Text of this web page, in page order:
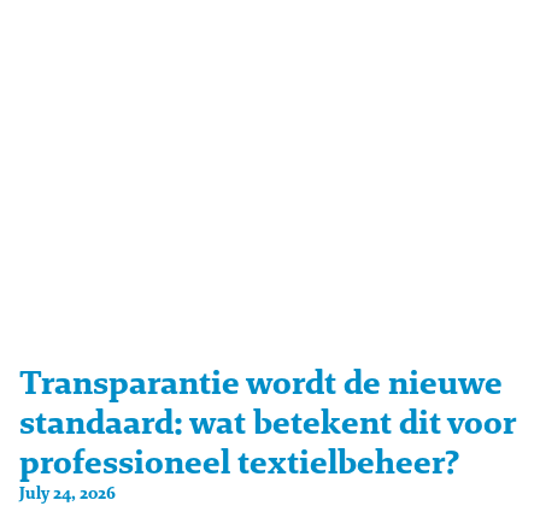
Transparantie wordt de nieuwe
standaard: wat betekent dit voor
professioneel textielbeheer?
July 24, 2026